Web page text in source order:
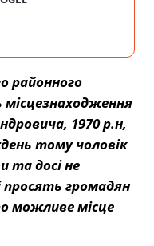
районного
1970 р.н,
тому чоловік
та досі не
просять громадян
можливе місце